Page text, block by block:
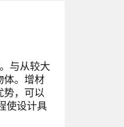
与从较大
体。增材
势，可以
使设计具